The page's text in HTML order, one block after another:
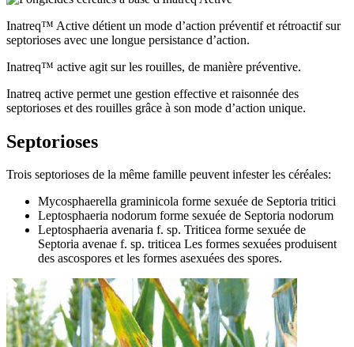
Inatreq™ Active détient un mode d’action préventif et rétroactif sur
septorioses avec une longue persistance d’action.
Inatreq™ active agit sur les rouilles, de manière préventive.
Inatreq active permet une gestion effective et raisonnée des
septorioses et des rouilles grâce à son mode d’action unique.
Septorioses
Trois septorioses de la même famille peuvent infester les céréales:
Mycosphaerella graminicola forme sexuée de Septoria tritici
Leptosphaeria nodorum forme sexuée de Septoria nodorum
Leptosphaeria avenaria f. sp. Triticea forme sexuée de
Septoria avenae f. sp. triticea Les formes sexuées produisent
des ascospores et les formes asexuées des spores.